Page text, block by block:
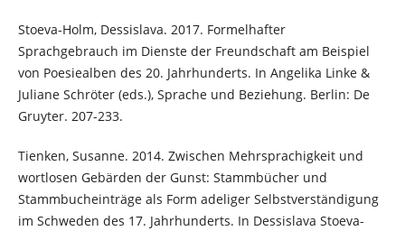
Stoeva-Holm, Dessislava. 2017. Formelhafter
Sprachgebrauch im Dienste der Freundschaft am Beispiel
von Poesiealben des 20. Jahrhunderts. In Angelika Linke &
Juliane Schröter (eds.), Sprache und Beziehung. Berlin: De
Gruyter. 207-233.
Tienken, Susanne. 2014. Zwischen Mehrsprachigkeit und
wortlosen Gebärden der Gunst: Stammbücher und
Stammbucheinträge als Form adeliger Selbstverständigung
im Schweden des 17. Jahrhunderts. In Dessislava Stoeva-